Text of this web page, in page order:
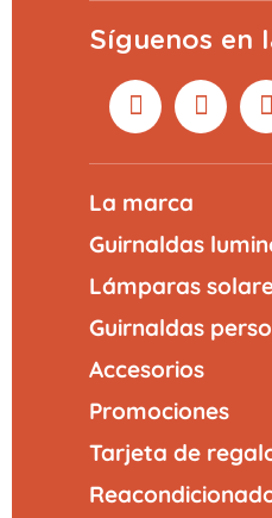
Síguenos en
La marca
Guirnaldas
Lámparas
Guirnaldas
Accesorios
Promociones
Tarjeta de